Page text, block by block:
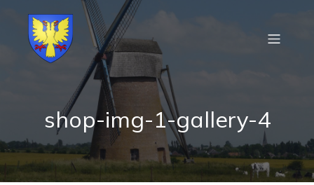
shop-img-1-gallery-4